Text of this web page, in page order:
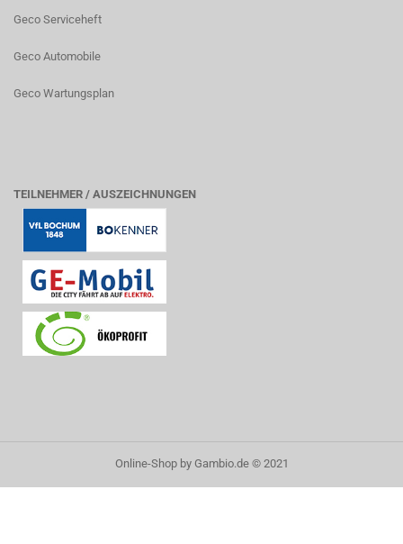
Geco Serviceheft
Geco Automobile
Geco Wartungsplan
TEILNEHMER / AUSZEICHNUNGEN
Online-Shopby Gambio.de © 2021